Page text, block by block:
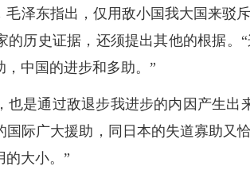
泽东指出，仅用敌小国我大国来驳
的历史证据，还须提出其他的根据
中国的进步和多助。”
也是通过敌退步我进步的内因产生
际广大援助，同日本的失道寡助又
的大小。”